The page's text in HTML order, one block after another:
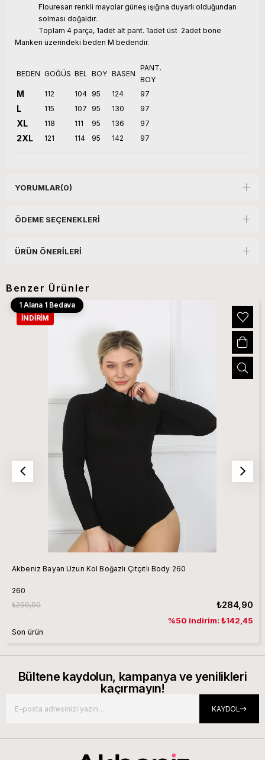
Flouresan renkli mayolar güneş ışığına duyarlı olduğundan
solması doğaldır.
Toplam 4 parça, 1adet alt pant. 1adet üst 2adet bone
Manken üzerindeki beden M bedendir.
BEDEN GOĞÜS BEL BOY BASEN
PANT.
BOY
M 112 104 95 124 97
L 115 107 95 130 97
XL 118 111 95 136 97
2XL 121 114 95 142 97
YORUMLAR(0)
ÖDEME SEÇENEKLERI
ÜRÜN ÖNERILERI
Benzer Ürünler
1 Alana 1 Bedava
Akbeniz Bayan Uzun Kol Boğazlı Çıtçıtlı Body 260
260
₺284,90
₺299,90
%50 indirim: ₺142,45
Son ürün
İNDIRIM
Bültene kaydolun, kampanya ve yenilikleri
kaçırmayın!
KAYDOL